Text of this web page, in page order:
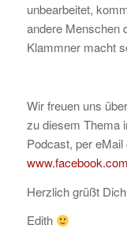
unbearbeitet,
andere Menschen
Klammner macht
Wir freuen uns
zu diesem Thema
Podcast, per
Herzlich grüßt
Edith